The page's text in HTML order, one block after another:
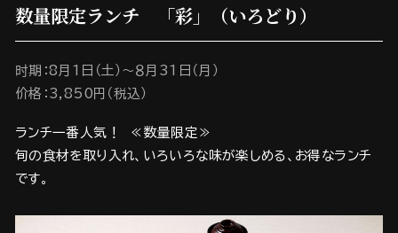
数量限定ランチ 「彩」（いろどり）
时期：8月1日（土）～８月31日（月）
价格：3,850円（税込）
ランチ一番人気！ ≪数量限定≫
旬の食材を取り入れ、いろいろな味が楽しめる、お得なランチ
です。